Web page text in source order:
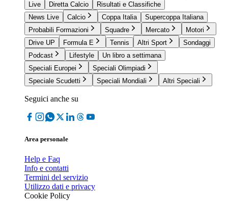
Live
Diretta Calcio
Risultati e Classifiche
News Live
Calcio Coppa Italia
Supercoppa Italiana
Probabili Formazioni
Squadre Mercato
Motori
Drive UP
Formula E Tennis Altri Sport
Sondaggi
Podcast
Lifestyle
Un libro a settimana
Speciali Europei
Speciali Olimpiadi
Speciale Scudetti
Speciali Mondiali Altri Speciali
Seguici anche su
Area personale
Help e Faq
Info e contatti
Termini del servizio
Utilizzo dati e privacy
Cookie Policy